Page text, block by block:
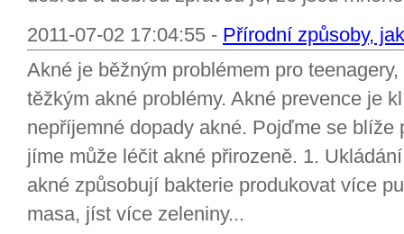
2011-07-02 17:04:55 - Přírodní způsoby,
Akné je běžným problémem pro
těžkým akné problémy. Akné prevence je
nepříjemné dopady akné. Pojďme se
jíme může léčit akné přirozeně. 1.
akné způsobují bakterie produkovat více
masa, jíst více zeleniny...